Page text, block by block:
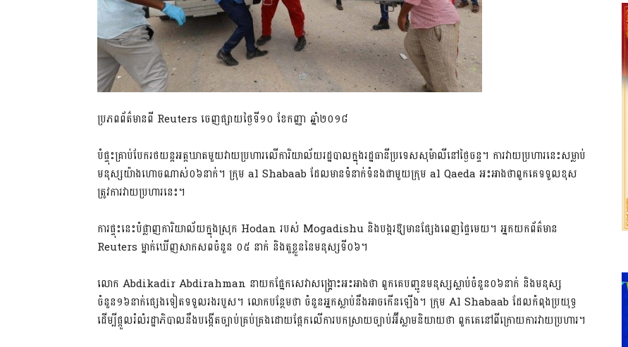
ប្រភពព័ត៌មានពី Reuters ចេញផ្សាយថ្ងៃទី១០ ខែកញ្ញា ឆ្នាំ២០១៨
បំផ្ទុះគ្រាប់បែករថយន្តអត្តឃាតមួយវាយប្រហារលើការិយាល័យរដ្ឋបាលក្នុងរដ្ឋធានីប្រទេសសុម៉ាលីនៅថ្ងៃចន្ទ។ ការវាយប្រហារនេះសម្លាប់
មនុស្សយ៉ាងហោចណាស់០៦នាក់។ ក្រុម al Shabaab ដែលមានទំនាក់ទំនងជាមួយក្រុម al​ Qaeda អះអាងថាពួកគេទទួលខុស
ត្រូវការវាយប្រហារនេះ។
ការផ្ទុះនេះបំផ្លាញការិយាល័យក្នុងស្រុក Hodan របស់​ Mogadishu និងបង្ករឱ្យមានផ្សែងពេញផ្ទៃមេយ។ អ្នកយកព័ត៌មាន
Reuters ម្នាក់ឃើញសាកសពចំនួន ០៥ នាក់ និងតួខ្លួននៃមនុស្សទី០៦។
លោក Abdikadir Abdirahman នាយកផ្នែកសេវាសង្គ្រោះអះអាងថា ពួកគេបញ្ជូនមនុស្ស​ស្លាប់ចំនួន០៦នាក់ និងមនុស្ស
ចំនួន១៦នាក់ផ្សេងទៀតទទួលរងរបួស។ លោកបន្ថែមថា ចំនួនអ្នកស្លាប់នឹងអាចកើនឡើង។ ក្រុម​ Al Shabaab ដែលកំពុងប្រយុទ្ធ
ដើម្បីផ្តួលរំលំរដ្ឋាភិបាល​នឹងបង្កើតច្បាប់គ្រប់គ្រងដោយផ្អែកលើការបកស្រាយច្បាប់អ៊ីស្លាមនិយាយថា ពួកគេនៅ​ពីក្រោយការវាយប្រហារ។